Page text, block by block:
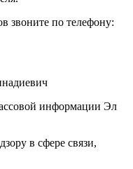
звоните по телефону:
информации Эл
в сфере связи,